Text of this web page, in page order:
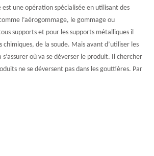
est une opération spécialisée en utilisant des
l’aérogommage, le gommage ou
supports et pour les supports métalliques il
de la soude. Mais avant d’utiliser les
où va se déverser le produit. Il chercher
ne se déversent pas dans les gouttières. Par